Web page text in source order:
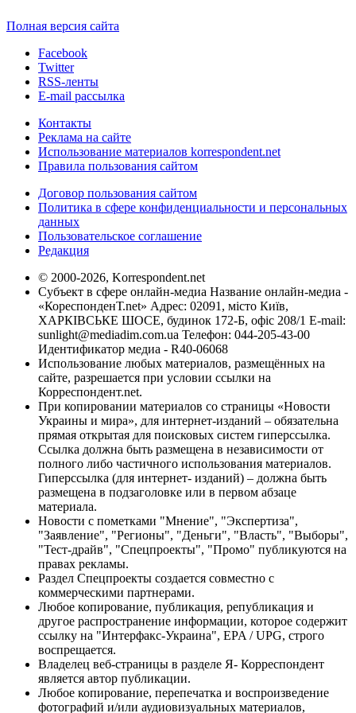
Полная версия сайта
Facebook
Twitter
RSS-ленты
E-mail рассылка
Контакты
Реклама на сайте
Использование материалов korrespondent.net
Правила пользования сайтом
Договор пользования сайтом
Политика в сфере конфиденциальности и персональных
данных
Пользовательское соглашение
Редакция
© 2000-2026, Korrespondent.net
Субъект в сфере онлайн-медиа Название онлайн-медиа -
«КореспонденТ.net» Адрес: 02091, місто Київ,
ХАРКІВСЬКЕ ШОСЕ, будинок 172-Б, офіс 208/1 E-mail:
sunlight@mediadim.com.ua Телефон: 044-205-43-00
Идентификатор медиа - R40-06068
Использование любых материалов, размещённых на
сайте, разрешается при условии ссылки на
Корреспондент.net.
При копировании материалов со страницы «Новости
Украины и мира», для интернет-изданий – обязательна
прямая открытая для поисковых систем гиперссылка.
Ссылка должна быть размещена в независимости от
полного либо частичного использования материалов.
Гиперссылка (для интернет- изданий) – должна быть
размещена в подзаголовке или в первом абзаце
материала.
Новости с пометками "Мнение", "Экспертиза",
"Заявление", "Регионы", "Деньги", "Власть", "Выборы",
"Тест-драйв", "Спецпроекты", "Промо" публикуются на
правах рекламы.
Раздел Спецпроекты создается совместно с
коммерческими партнерами.
Любое копирование, публикация, републикация и
другое распространение информации, которое содержит
ссылку на "Интерфакс-Украина", EPA / UPG, строго
воспрещается.
Владелец веб-страницы в разделе Я- Корреспондент
является автор публикации.
Любое копирование, перепечатка и воспроизведение
фотографий и/или аудиовизуальных материалов,